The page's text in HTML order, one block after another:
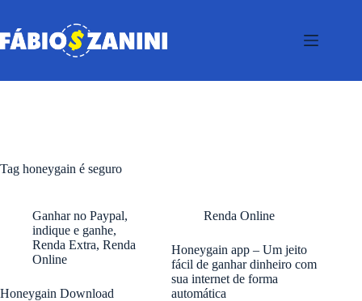
o
conteúdo
Tag honeygain é seguro
Ganhar no Paypal,
indique e ganhe,
Renda Extra, Renda
Online
Honeygain Download
Renda Online
Honeygain app – Um jeito
fácil de ganhar dinheiro com
sua internet de forma
automática